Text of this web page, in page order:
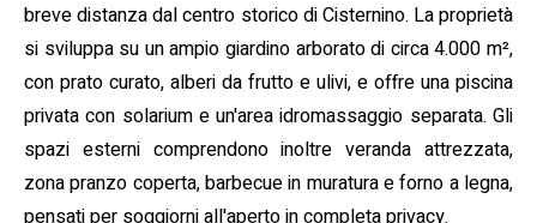
breve distanza dal centro storico di Cisternino. La proprietà
si sviluppa su un ampio giardino arborato di circa 4.000 m²,
con prato curato, alberi da frutto e ulivi, e offre una piscina
privata con solarium e un'area idromassaggio separata. Gli
spazi esterni comprendono inoltre veranda attrezzata,
zona pranzo coperta, barbecue in muratura e forno a legna,
pensati per soggiorni all'aperto in completa privacy.